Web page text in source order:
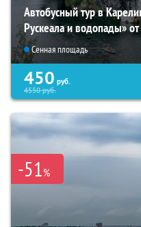
Автобусный тур в
Рускеала и водопады»
Сенная площадь
450 руб.
4550руб.
-51%